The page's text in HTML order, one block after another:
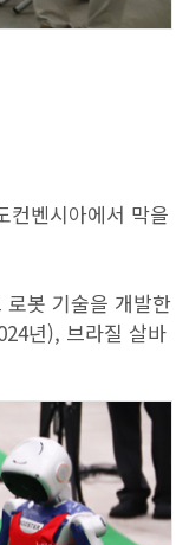
벤시아에서 막을
봇 기술을 개발한
년), 브라질 살바